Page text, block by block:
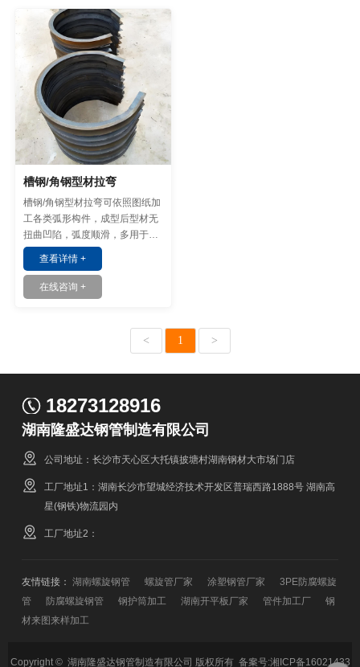
槽钢/角钢型材拉弯
槽钢/角钢型材拉弯可依照图纸加
工各类弧形构件，成型后型材无
扭曲凹陷，弧度顺滑，多用于钢
构支架、景观造型、设备框架等
异形结构搭建。
查看详情 +
在线咨询 +
< 1 >
18273128916
湖南隆盛达钢管制造有限公司
公司地址：长沙市天心区大托镇披塘村湖南钢材大市场门店
工厂地址1：湖南长沙市望城经济技术开发区普瑞西路1888号 湖南高
星(钢铁)物流园内
工厂地址2：
友情链接：湖南螺旋钢管 螺旋管厂家 涂塑钢管厂家
3PE防腐螺旋
管
防腐螺旋钢管 钢护筒加工 湖南开平板厂家 管件加工厂
钢
材来图来样加工
Copyright © 湖南隆盛达钢管制造有限公司 版权所有 备案号:湘ICP备16021433